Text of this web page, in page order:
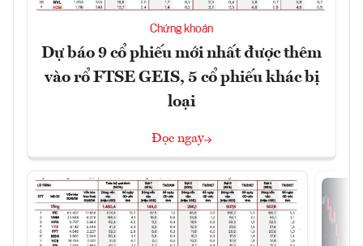
Chứng khoán
Dự báo 9 cổ phiếu mới nhất được thêm
vào rổ FTSE GEIS, 5 cổ phiếu khác bị
loại
Đọc ngay